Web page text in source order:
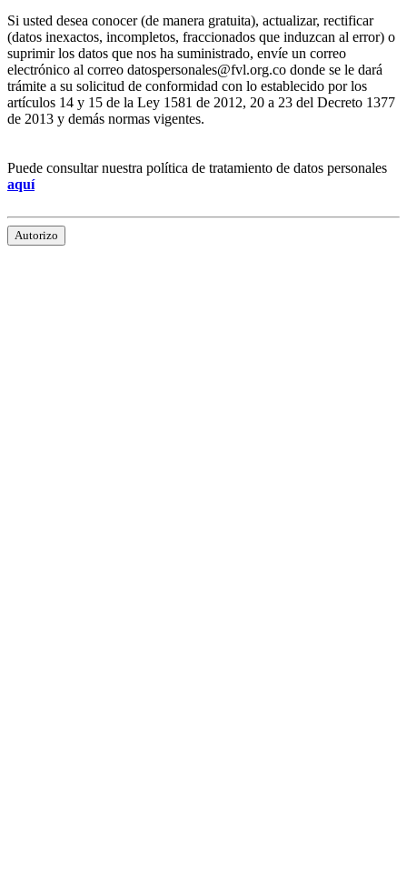
Si usted desea conocer (de manera gratuita), actualizar, rectificar
(datos inexactos, incompletos, fraccionados que induzcan al error) o
suprimir los datos que nos ha suministrado, envíe un correo
electrónico al correo datospersonales@fvl.org.co donde se le dará
trámite a su solicitud de conformidad con lo establecido por los
artículos 14 y 15 de la Ley 1581 de 2012, 20 a 23 del Decreto 1377
de 2013 y demás normas vigentes.
Puede consultar nuestra política de tratamiento de datos personales
aquí
Autorizo